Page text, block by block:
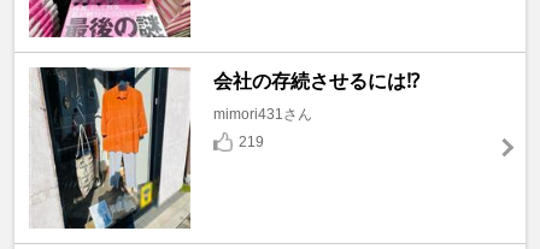
会社の存続させるには⁉️
mimori431さん
219